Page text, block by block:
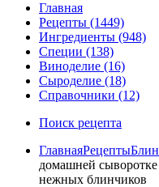
Главная
Рецепты (1449)
Ингредиенты (948)
Специи (138)
Виноделие (16)
Сыроделие (18)
Справочники (12)
Поиск рецепта
ГлавнаяРецепты
домашней
нежных блинчиков